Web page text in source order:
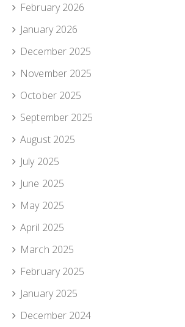
February 2026
January 2026
December 2025
November 2025
October 2025
September 2025
August 2025
July 2025
June 2025
May 2025
April 2025
March 2025
February 2025
January 2025
December 2024